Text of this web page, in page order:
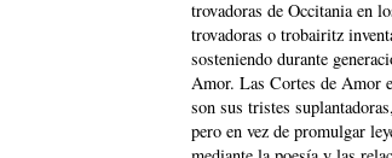
trovadoras de Occitania
trovadoras o trobairitz
sosteniendo durante
Amor. Las Cortes de Amor
son sus tristes
pero en vez de promulgar